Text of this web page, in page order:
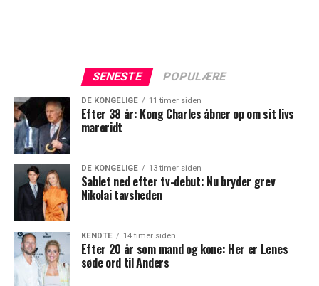
SENESTE POPULÆRE
DE KONGELIGE 11 timer siden
Efter 38 år: Kong Charles åbner op om sit livs
mareridt
DE KONGELIGE 13 timer siden
Sablet ned efter tv-debut: Nu bryder grev
Nikolai tavsheden
KENDTE 14 timer siden
Efter 20 år som mand og kone: Her er Lenes
søde ord til Anders